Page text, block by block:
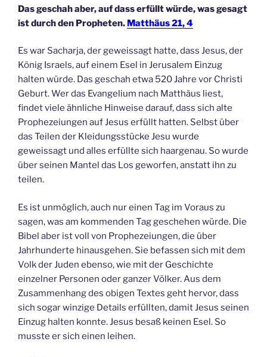
Das geschah aber, auf dass erfüllt würde, was gesagt
ist durch den Propheten. Matthäus 21, 4
Es war Sacharja, der geweissagt hatte, dass Jesus, der
König Israels, auf einem Esel in Jerusalem Einzug
halten würde. Das geschah etwa 520 Jahre vor Christi
Geburt. Wer das Evangelium nach Matthäus liest,
findet viele ähnliche Hinweise darauf, dass sich alte
Prophezeiungen auf Jesus erfüllt hatten. Selbst über
das Teilen der Kleidungsstücke Jesu wurde
geweissagt und alles erfüllte sich haargenau. So wurde
über seinen Mantel das Los geworfen, anstatt ihn zu
teilen.
Es ist unmöglich, auch nur einen Tag im Voraus zu
sagen, was am kommenden Tag geschehen würde. Die
Bibel aber ist voll von Prophezeiungen, die über
Jahrhunderte hinausgehen. Sie befassen sich mit dem
Volk der Juden ebenso, wie mit der Geschichte
einzelner Personen oder ganzer Völker. Aus dem
Zusammenhang des obigen Textes geht hervor, dass
sich sogar winzige Details erfüllten, damit Jesus seinen
Einzug halten konnte. Jesus besaß keinen Esel. So
musste er sich einen leihen.